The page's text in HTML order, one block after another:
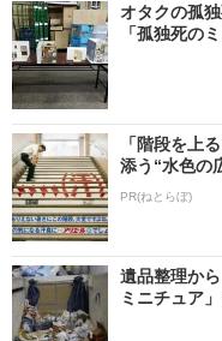
オタクの孤
「孤独死の
「階段を上
添う“水色の
PR(ねとらぼ)
遺品整理か
ミニチュア